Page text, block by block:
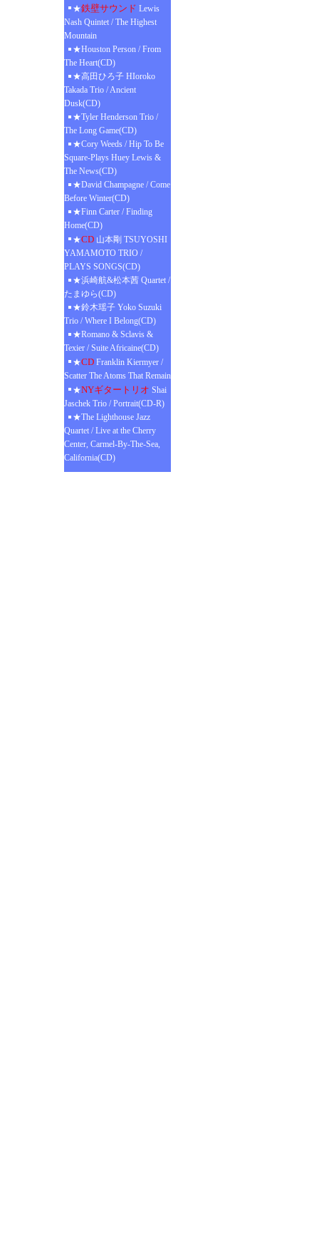
★鉄壁サウンド Lewis
Nash Quintet / The Highest
Mountain
★Houston Person / From
The Heart(CD)
★高田ひろ子 HIoroko
Takada Trio / Ancient
Dusk(CD)
★Tyler Henderson Trio /
The Long Game(CD)
★Cory Weeds / Hip To Be
Square-Plays Huey Lewis &
The News(CD)
★David Champagne / Come
Before Winter(CD)
★Finn Carter / Finding
Home(CD)
★CD 山本剛 TSUYOSHI
YAMAMOTO TRIO /
PLAYS SONGS(CD)
★浜崎航&松本茜 Quartet /
たまゆら(CD)
★鈴木瑶子 Yoko Suzuki
Trio / Where I Belong(CD)
★Romano & Sclavis &
Texier / Suite Africaine(CD)
★CD Franklin Kiermyer /
Scatter The Atoms That Remain
★NYギタートリオ Shai
Jaschek Trio / Portrait(CD-R)
★The Lighthouse Jazz
Quartet / Live at the Cherry
Center, Carmel-By-The-Sea,
California(CD)